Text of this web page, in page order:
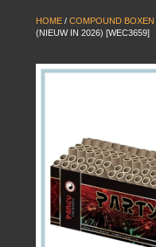
HOME / COMPOUND BOXEN
(NIEUW IN 2026) [WEC3659]